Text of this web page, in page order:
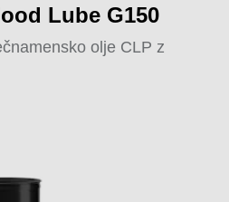
Lube G150
olje CLP z